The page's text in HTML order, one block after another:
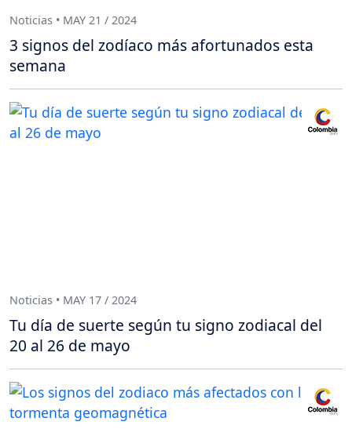
Noticias • MAY 21 / 2024
3 signos del zodíaco más afortunados esta
semana
Noticias • MAY 17 / 2024
Tu día de suerte según tu signo zodiacal del
20 al 26 de mayo